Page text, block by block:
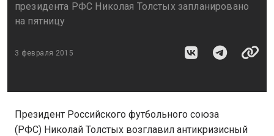
президента РФС Николая Толстых запланировано
на пятницу
3 февраля 2015
Президент Российского футбольного союза
(РФС) Николай Толстых возглавил антикризисный